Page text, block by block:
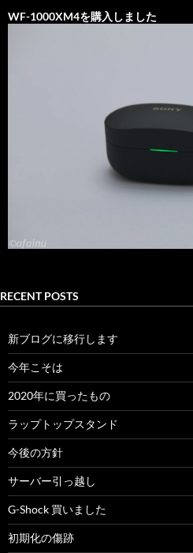
WF-1000XM4を購入しました
RECENT POSTS
新ブログに移行します
今年こそは
2020年に買ったもの
ラップトップスタンド
今後の方針
サーバー引っ越し
G-Shock 買いました
初期化の傷跡